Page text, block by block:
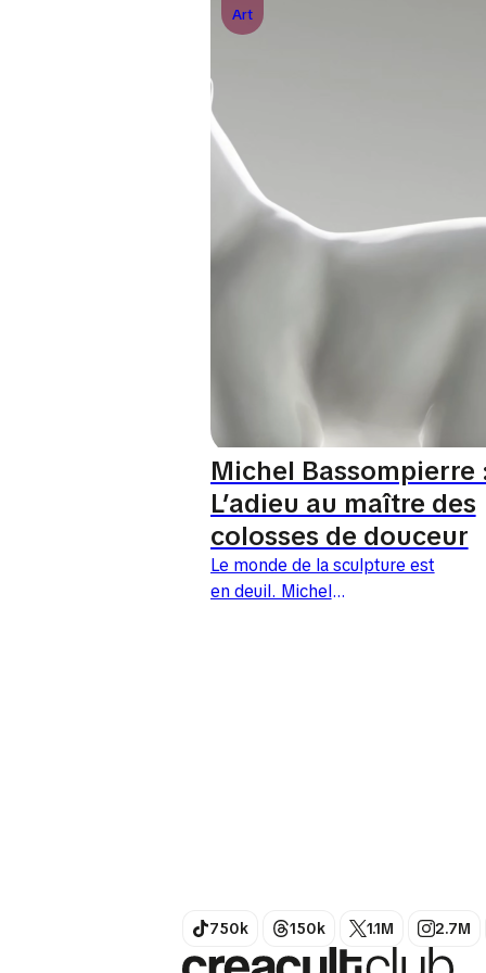
Art
Michel Bassompierre
L’adieu au maître des
colosses de douceur
Le monde de la sculpture est
en deuil. Michel
750k 150k 1.1M 2.7M